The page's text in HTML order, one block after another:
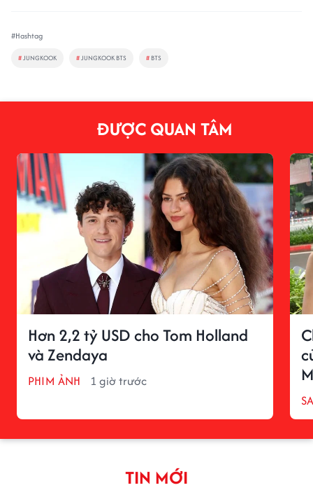
#Hashtag
#JUNGKOOK #JUNGKOOK BTS # BTS
ĐƯỢC QUAN TÂM
Hơn 2,2 tỷ USD cho Tom Holland
và Zendaya
PHIM ẢNH 1 giờ trước
TIN MỚI